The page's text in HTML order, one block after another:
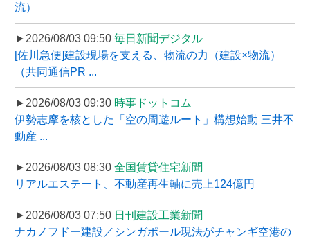
流）
►2026/08/03 09:50 毎日新聞デジタル
[佐川急便]建設現場を支える、物流の力（建設×物流）
（共同通信PR ...
►2026/08/03 09:30 時事ドットコム
伊勢志摩を核とした「空の周遊ルート」構想始動 三井不
動産 ...
►2026/08/03 08:30 全国賃貸住宅新聞
リアルエステート、不動産再生軸に売上124億円
►2026/08/03 07:50 日刊建設工業新聞
ナカノフドー建設／シンガポール現法がチャンギ空港の